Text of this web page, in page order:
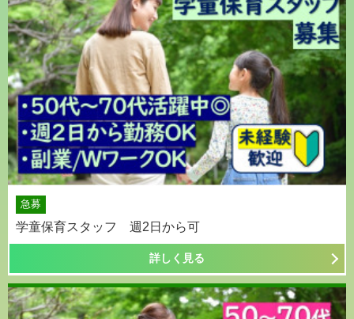
急募
学童保育スタッフ 週2日から可
詳しく見る